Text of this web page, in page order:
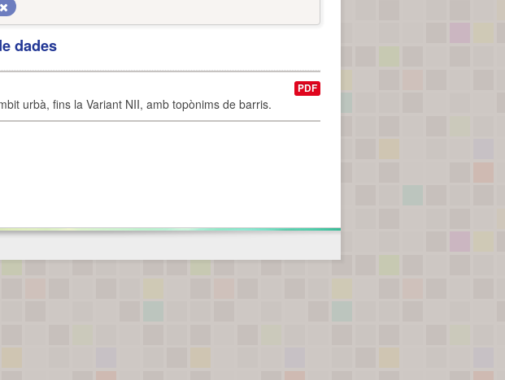
dades
urbà, fins la Variant NII, amb topònims de barris.
PDF